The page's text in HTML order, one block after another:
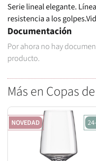
Serie lineal elegante.
resistencia a los
Documentación
Por ahora no hay
producto.
Más en Copas
NOVEDAD